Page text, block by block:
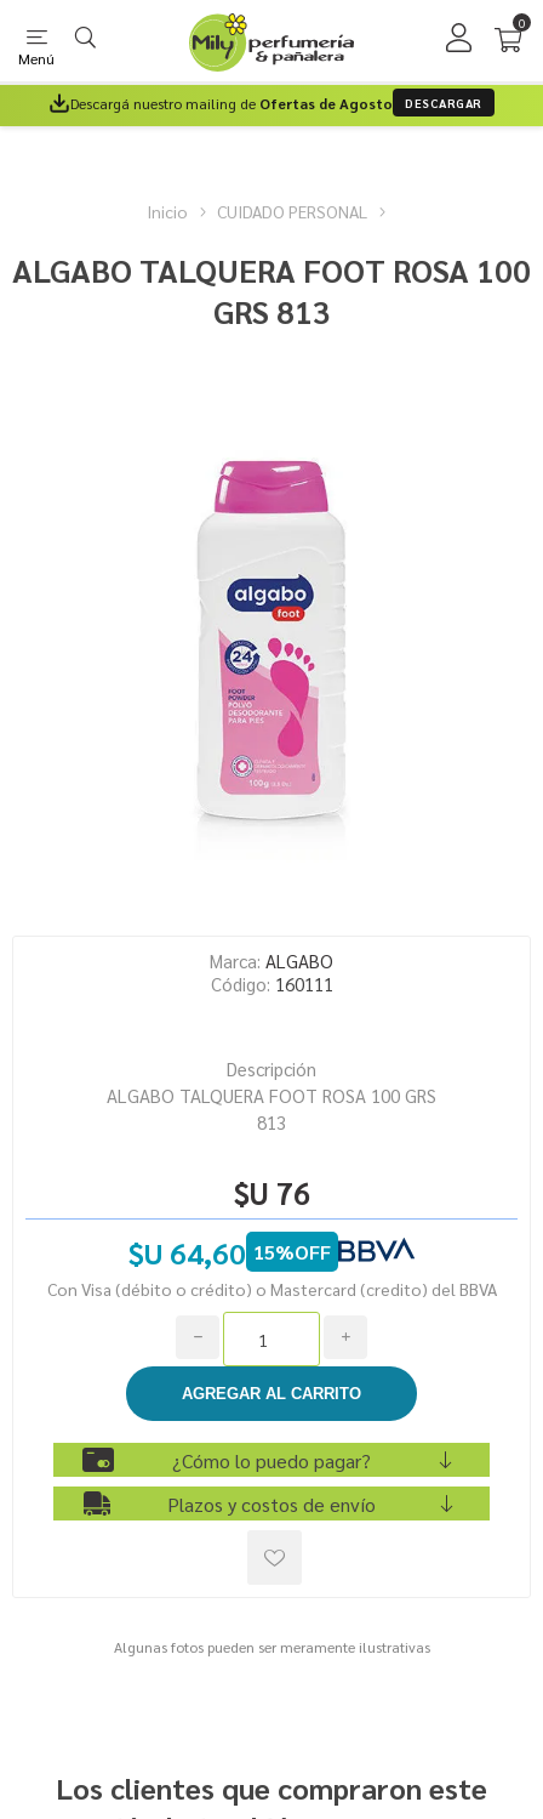
Menú
0
Descargá nuestro mailing de Ofertas de Agosto DESCARGAR
Inicio CUIDADO PERSONAL
ALGABO TALQUERA FOOT ROSA 100
GRS 813
Marca: ALGABO
Código: 160111
Descripción
ALGABO TALQUERA FOOT ROSA 100 GRS
813
$U 76
$U 64,60 15%OFF
Con Visa (débito o crédito) o Mastercard (credito) del BBVA
i
h
¿Cómo lo puedo pagar?
Plazos y costos de envío
Algunas fotos pueden ser meramente ilustrativas
Los clientes que compraron este